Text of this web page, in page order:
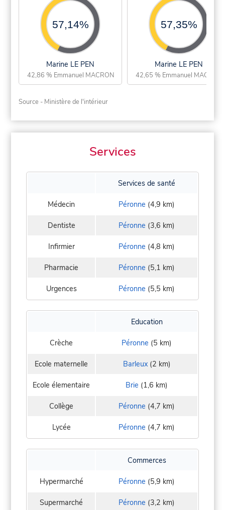
57,14%
Marine LE PEN
42,86 % Emmanuel MACRON
57,35%
Marine LE PEN
42,65 % Emmanuel MACRON
Source - Ministère de l'intérieur
Services
Services de santé
Médecin Péronne (4,9 km)
Dentiste Péronne (3,6 km)
Infirmier Péronne (4,8 km)
Pharmacie Péronne (5,1 km)
Urgences Péronne (5,5 km)
Education
Crèche Péronne (5 km)
Ecole maternelle Barleux(2 km)
Ecole élementaire Brie (1,6 km)
Collège Péronne (4,7 km)
Lycée Péronne (4,7 km)
Commerces
Hypermarché Péronne (5,9 km)
Supermarché Péronne (3,2 km)